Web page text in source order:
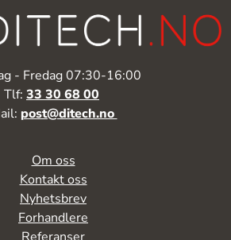
- Fredag 07:30-16:00
Tlf: 33 30 68 00
post@ditech.no
Om oss
Kontakt oss
Nyhetsbrev
Forhandlere